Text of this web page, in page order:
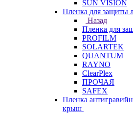
SUN VISION
Пленка для защиты
Назад
Пленка для
PROFILM
SOLARTEK
QUANTUM
RAYNO
ClearPlex
ПРОЧАЯ
SAFEX
Пленка
крыш